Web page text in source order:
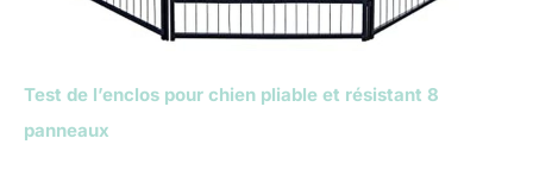
Test de l’enclos pour chien pliable et résistant 8
panneaux